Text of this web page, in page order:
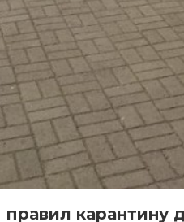
карантину